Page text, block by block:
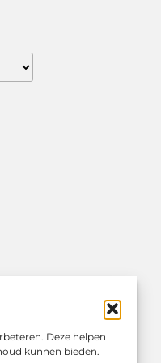
Deze helpen
kunnen bieden.